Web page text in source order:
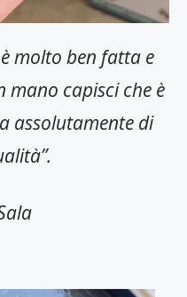
molto ben fatta e
mano capisci che è
assolutamente di